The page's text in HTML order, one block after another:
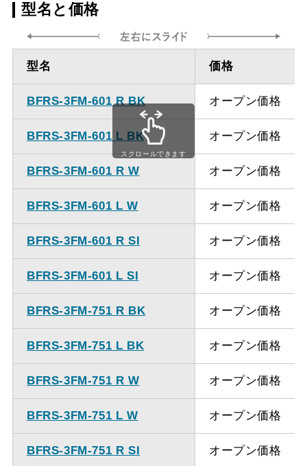
方
ｍ）
ダクト方向上
方
最大寸法 1035ｍｍ
備考
点検口を設けての最小寸
法は弊社にお問い合わせ
ください。
型名と価格
型名 価格
BFRS-3FM-601 R BK オープン価格
BFRS-3FM-601 L BK オープン価格
BFRS-3FM-601 R W オープン価格
BFRS-3FM-601 L W オープン価格
BFRS-3FM-601 R SI オープン価格
BFRS-3FM-601 L SI オープン価格
BFRS-3FM-751 R BK オープン価格
BFRS-3FM-751 L BK オープン価格
BFRS-3FM-751 R W オープン価格
BFRS-3FM-751 L W オープン価格
BFRS-3FM-751 R SI オープン価格
スクロールできます